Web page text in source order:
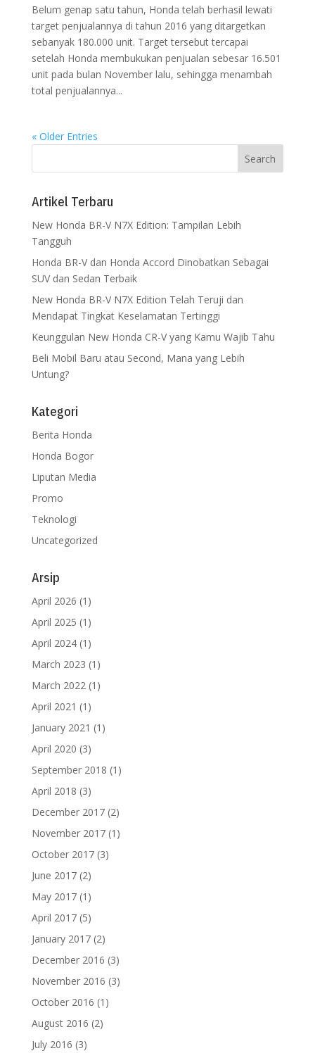
Belum genap satu tahun, Honda telah berhasil lewati
target penjualannya di tahun 2016 yang ditargetkan
sebanyak 180.000 unit. Target tersebut tercapai
setelah Honda membukukan penjualan sebesar 16.501
unit pada bulan November lalu, sehingga menambah
total penjualannya...
« Older Entries
Artikel Terbaru
New Honda BR-V N7X Edition: Tampilan Lebih
Tangguh
Honda BR-V dan Honda Accord Dinobatkan Sebagai
SUV dan Sedan Terbaik
New Honda BR-V N7X Edition Telah Teruji dan
Mendapat Tingkat Keselamatan Tertinggi
Keunggulan New Honda CR-V yang Kamu Wajib Tahu
Beli Mobil Baru atau Second, Mana yang Lebih
Untung?
Kategori
Berita Honda
Honda Bogor
Liputan Media
Promo
Teknologi
Uncategorized
Arsip
April 2026 (1)
April 2025 (1)
April 2024(1)
March 2023 (1)
March 2022(1)
April 2021 (1)
January 2021 (1)
April 2020 (3)
September 2018 (1)
April 2018 (3)
December 2017(2)
November 2017(1)
October 2017(3)
June 2017(2)
May 2017(1)
April 2017(5)
January 2017(2)
December 2016 (3)
November 2016 (3)
October 2016 (1)
August 2016 (2)
July 2016 (3)